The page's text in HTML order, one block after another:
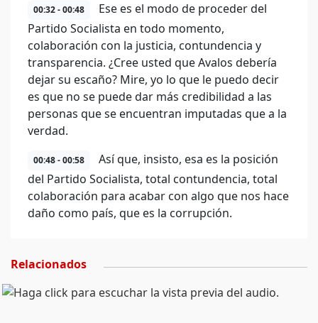
00:32 - 00:48
Ese es el modo de proceder del
Partido Socialista en todo momento,
colaboración con la justicia, contundencia y
transparencia. ¿Cree usted que Avalos debería
dejar su escaño? Mire, yo lo que le puedo decir
es que no se puede dar más credibilidad a las
personas que se encuentran imputadas que a la
verdad.
00:48 - 00:58
Así que, insisto, esa es la posición
del Partido Socialista, total contundencia, total
colaboración para acabar con algo que nos hace
daño como país, que es la corrupción.
Relacionados